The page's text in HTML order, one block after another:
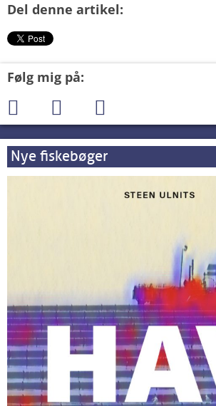
Del denne artikel:
Følg mig på:
Nye fiskebøger